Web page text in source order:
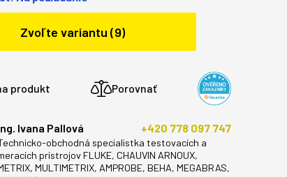
Zvoľte variantu (9)
produkt Porovnať
Ivana Pallová +420 778 097 747
obchodná specialistka testovacích a
prístrojov FLUKE, CHAUVIN ARNOUX,
MULTIMETRIX, AMPROBE, BEHA, MEGABRAS,